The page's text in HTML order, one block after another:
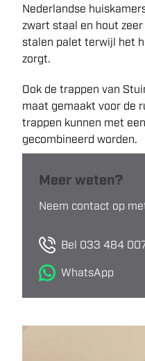
Nederlandse
zwart staal en hout
stalen palet terwijl het
zorgt.
Ook de trappen van
maat gemaakt voor de
trappen kunnen met een
gecombineerd worden.
Meer weten?
Neem contact op
Bel 033 484
WhatsApp